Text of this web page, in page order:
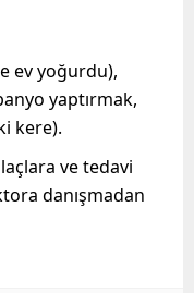
ev yoğurdu),
yaptırmak,
kere).
ve tedavi
danışmadan